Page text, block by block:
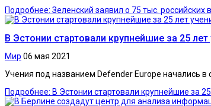
Подробнее: Зеленский заявил о 75 тыс. российских
В Эстонии стартовали крупнейшие за 25
Мир 06 мая 2021
Учения под названием Defender Europe начались
Подробнее: В Эстонии стартовали крупнейшие за 25